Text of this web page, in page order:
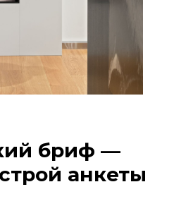
бриф —
анкеты